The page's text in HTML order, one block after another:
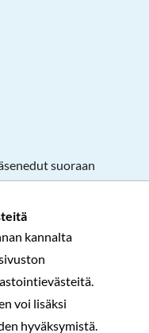
kannalta
voi lisäksi
hyväksymistä.
suoraan